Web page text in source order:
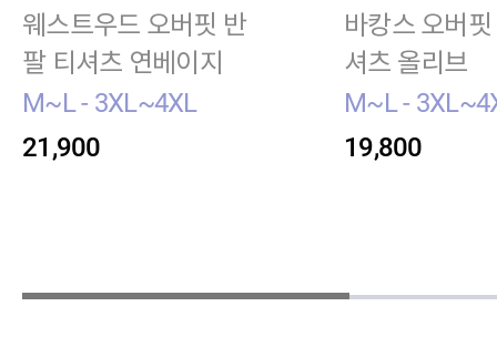
웨스트우드 오버핏 반
팔 티셔츠 연베이지
M~L - 3XL~4XL
21,900
바캉스 오버
셔츠 올리브
M~L -
19,800